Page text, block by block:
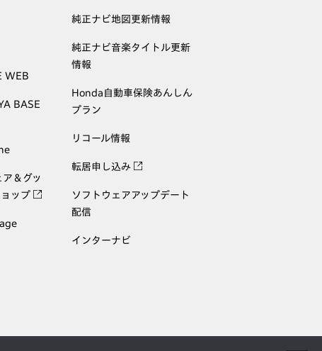
WEB
BASE
＆グッ
ップ
純正ナビ地図更新情報
純正ナビ音楽タイトル更新
情報
Honda自動車保険あんしん
プラン
リコール情報
転居申し込み
ソフトウェアアップデート
配信
インターナビ